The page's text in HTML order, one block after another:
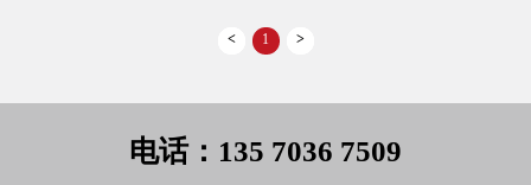
< 1 >
电话：135 7036 7509